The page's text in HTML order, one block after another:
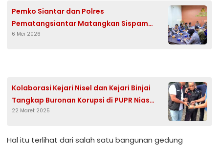
Pemko Siantar dan Polres
Pematangsiantar Matangkan Sispam
Kota, Antisipasi Gangguan Kamtibmas
6 Mei 2026
Kolaborasi Kejari Nisel dan Kejari Binjai
Tangkap Buronan Korupsi di PUPR Nias
Selatan
22 Maret 2025
Hal itu terlihat dari salah satu bangunan gedung